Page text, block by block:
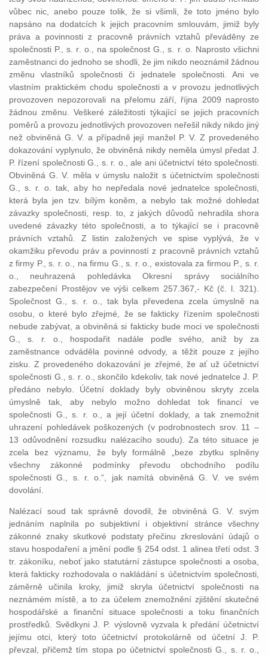
vůbec nic, anebo pouze tolik, že si všimli, že toto jméno bylo
napsáno na dodatcích k jejich pracovním smlouvám, jimiž byly
práva a povinnosti z pracovně právních vztahů převáděny ze
společnosti P., s. r. o., na společnost G., s. r. o. Naprosto všichni
zaměstnanci do jednoho se shodli, že jim nikdo neoznámil žádnou
změnu vlastníků společnosti či jednatele společnosti. Ani ve
vlastním praktickém chodu společnosti a v provozu jednotlivých
provozoven nepozorovali na přelomu září, října 2009 naprosto
žádnou změnu. Veškeré záležitosti týkající se jejich pracovních
poměrů a provozu jednotlivých provozoven neřešil nikdy nikdo jiný
než obviněná G. V. a případně její manžel P. V. Z provedeného
dokazování vyplynulo, že obviněná nikdy neměla úmysl předat J.
P. řízení společnosti G., s. r. o., ale ani účetnictví této společnosti.
Obviněná G. V. měla v úmyslu naložit s účetnictvím společnosti
G., s. r. o. tak, aby ho nepředala nové jednatelce společnosti,
která byla jen tzv. bílým koněm, a nebylo tak možné dohledat
závazky společnosti, resp. to, z jakých důvodů nehradila shora
uvedené závazky této společnosti, a to týkající se i pracovně
právních vztahů. Z listin založených ve spise vyplývá, že v
okamžiku převodu práv a povinností z pracovně právních vztahů
z firmy P., s. r. o., na firmu G., s. r. o., existovala za firmou P., s. r.
o., neuhrazená pohledávka Okresní správy sociálního
zabezpečení Prostějov ve výši celkem 257.367,- Kč (č. l. 321).
Společnost G., s. r. o., tak byla převedena zcela úmyslně na
osobu, o které bylo zřejmé, že se fakticky řízením společnosti
nebude zabývat, a obviněná si fakticky bude moci ve společnosti
G., s. r. o., hospodařit nadále podle svého, aniž by za
zaměstnance odváděla povinné odvody, a těžit pouze z jejího
zisku. Z provedeného dokazování je zřejmé, že ať už účetnictví
společnosti G., s. r. o., skončilo kdekoliv, tak nové jednatelce J. P.
předáno nebylo. Účetní doklady byly obviněnou skryty zcela
úmyslně tak, aby nebylo možno dohledat tok financí ve
společnosti G., s. r. o., a její účetní doklady, a tak znemožnit
uhrazení pohledávek poškozených (v podrobnostech srov. 11 –
13 odůvodnění rozsudku nalézacího soudu). Za této situace je
zcela bez významu, že byly formálně „beze zbytku splněny
všechny zákonné podmínky převodu obchodního podílu
společnosti G., s. r. o.“, jak namítá obviněná G. V. ve svém
dovolání.
Nalézací soud tak správně dovodil, že obviněná G. V. svým
jednáním naplnila po subjektivní i objektivní stránce všechny
zákonné znaky skutkové podstaty přečinu zkreslování údajů o
stavu hospodaření a jmění podle § 254 odst. 1 alinea třetí odst. 3
tr. zákoníku, neboť jako statutární zástupce společnosti a osoba,
která fakticky rozhodovala o nakládání s účetnictvím společnosti,
záměrně učinila kroky, jimiž skryla účetnictví společnosti na
neznámém místě, a to za účelem znemožnění zjištění skutečné
hospodářské a finanční situace společnosti a toku finančních
prostředků. Svědkyni J. P. výslovně vyzvala k předání účetnictví
jejímu otci, který toto účetnictví protokolárně od účetní J. P.
převzal, přičemž tím stopa po účetnictví společnosti G., s. r. o.,